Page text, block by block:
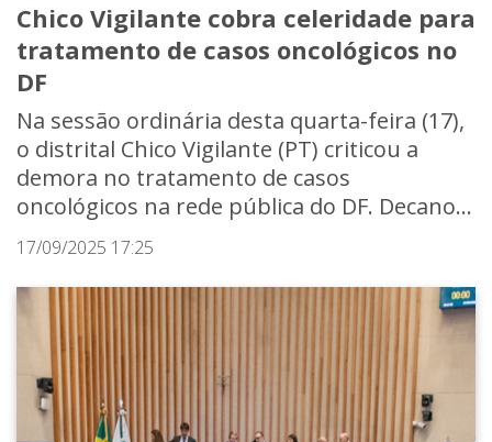
Chico Vigilante cobra celeridade para
tratamento de casos oncológicos no
DF
Na sessão ordinária desta quarta-feira (17),
o distrital Chico Vigilante (PT) criticou a
demora no tratamento de casos
oncológicos na rede pública do DF. Decano...
17/09/2025 17:25